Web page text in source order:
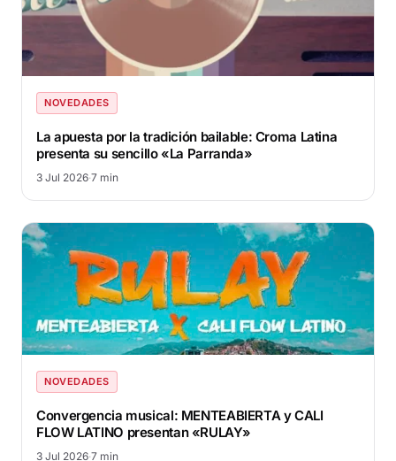
NOVEDADES
La apuesta por la tradición bailable: Croma Latina
presenta su sencillo «La Parranda»
3 Jul 2026·7 min
NOVEDADES
Convergencia musical: MENTEABIERTA y CALI
FLOW LATINO presentan «RULAY»
3 Jul 2026·7 min